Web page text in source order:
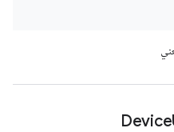
Device